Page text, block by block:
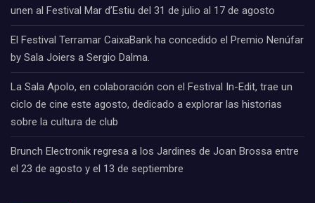
unen al Festival Mar d’Estiu del 31 de julio al 17 de agosto
El Festival Terramar CaixaBank ha concedido el Premio Nenúfar
by Sala Joiers a Sergio Dalma.
La Sala Apolo, en colaboración con el Festival In-Edit, trae un
ciclo de cine este agosto, dedicado a explorar las historias
sobre la cultura de club
Brunch Electronik regresa a los Jardines de Joan Brossa entre
el 23 de agosto y el 13 de septiembre